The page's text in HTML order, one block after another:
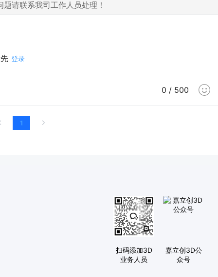
请联系我司工作人员处理！
0 / 500
登录
1
扫码添加3D
业务人员
嘉立创3D公
众号